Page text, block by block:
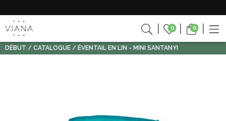
0 0
DÉBUT CATALOGUE ÉVENTAIL EN LIN - MINI SANTANYI